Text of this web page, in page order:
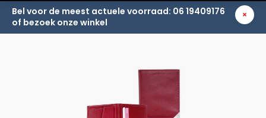
Bel voor de meest actuele voorraad: 06 19409176
of bezoek onze winkel
Terug